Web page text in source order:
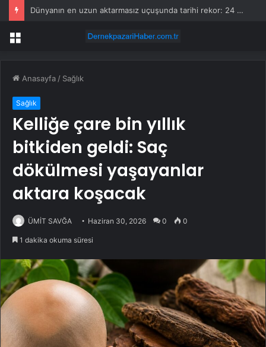
Dünyanın en uzun aktarmasız uçuşunda tarihi rekor: 24 saatten fazla havada kaldılar
Menü
Anasayfa / Sağlık
Sağlık
Kelliğe çare bin yıllık
bitkiden geldi: Saç
dökülmesi yaşayanlar
aktara koşacak
ÜMİT SAVĞA Haziran 30, 2026 0 0
1 dakika okuma süresi